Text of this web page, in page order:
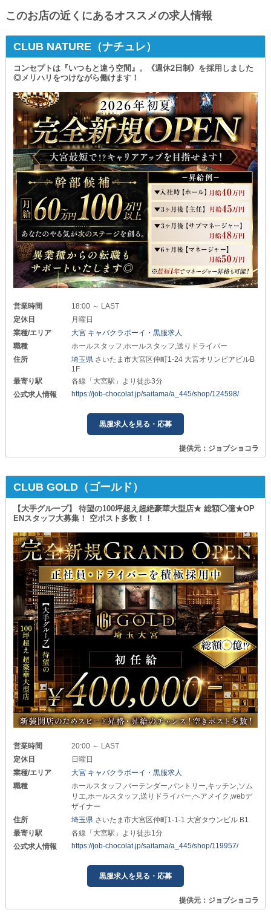
このお店の近くにあるオススメの求人情報
CLUB NATURE（ナチュレ）
コンセプトは『いつもと違う空間』。《週休2日制》を採用しました
◎メリハリをつけながら働けます！
営業時間
18:00 ～ LAST
定休日
月曜日
業種/エリア
大宮 キャバクラボーイ・黒服求人
職種
ホールスタッフ,ホールスタッフ,送りドライバー
住所
埼玉県 さいたま市大宮区仲町1-24 大宮オリンピアビルB
1F
最寄り駅
各線「大宮駅」より徒歩3分
公式求人情報
https://job-chocolat.jp/saitama/a_445/shop/124598/
黒服求人を見る・応募
提供元：ジョブショコラ
CLUB GOLD（ゴールド）
【大手グループ】 待望の100坪超え超絶豪華大型店★ 総額◯億★OP
ENスタッフ大募集！ 空ポスト多数！！
営業時間
20:00 ～ LAST
定休日
日曜日
業種/エリア
大宮 キャバクラボーイ・黒服求人
職種
ホールスタッフ,バーテンダー,パントリー,キッチン,ソム
リエ,ホールスタッフ,送りドライバー,ヘアメイク,webデ
ザイナー
住所
埼玉県 さいたま市大宮区仲町1-1-1 大宮タウンビル B1
最寄り駅
各線「大宮駅」より徒歩1分
公式求人情報
https://job-chocolat.jp/saitama/a_445/shop/119957/
黒服求人を見る・応募
提供元：ジョブショコラ